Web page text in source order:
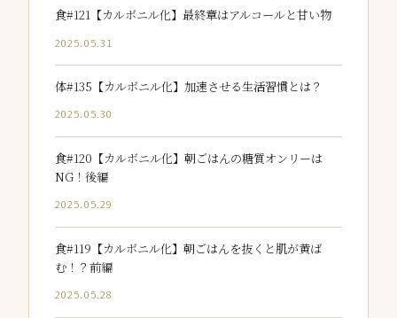
食#121【カルボニル化】最終章はアルコールと甘い物
2025.05.31
体#135【カルボニル化】加速させる生活習慣とは？
2025.05.30
食#120【カルボニル化】朝ごはんの糖質オンリーは
NG！後編
2025.05.29
食#119【カルボニル化】朝ごはんを抜くと肌が黄ば
む！？前編
2025.05.28